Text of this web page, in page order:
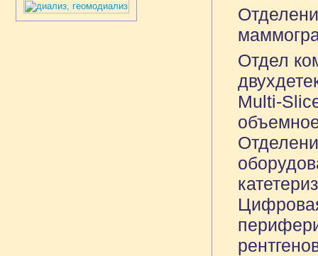
Отдел
Multi-